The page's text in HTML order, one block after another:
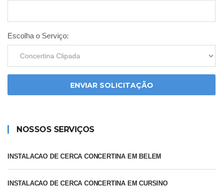
Escolha o Serviço:
ENVIAR SOLICITAÇÃO
NOSSOS SERVIÇOS
INSTALACAO DE CERCA CONCERTINA EM BELEM
INSTALACAO DE CERCA CONCERTINA EM CURSINO